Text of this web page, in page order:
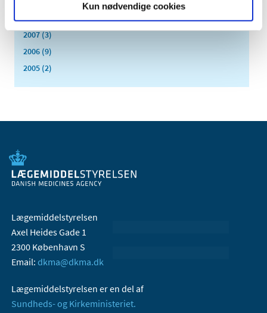
Kun nødvendige cookies
2008 (8)
2007 (3)
2006 (9)
2005 (2)
Lægemiddelstyrelsen
Axel Heides Gade 1
2300 København S
Email: dkma@dkma.dk
Lægemiddelstyrelsen er en del af
Sundheds- og Kirkeministeriet.